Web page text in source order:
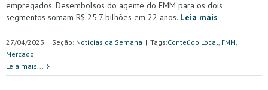
empregados. Desembolsos do agente do FMM para os dois
segmentos somam R$ 25,7 bilhões em 22 anos. Leia mais
27/04/2023 | Seção: Notícias da Semana | Tags:Conteúdo Local, FMM,
Mercado
Leia mais...